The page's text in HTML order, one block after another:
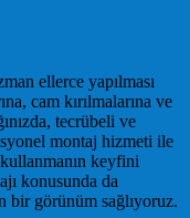
ellerce yapılması
cam kırılmalarına ve
tecrübeli ve
montaj hizmeti ile
keyfini
konusunda da
bir görünüm sağlıyoruz.